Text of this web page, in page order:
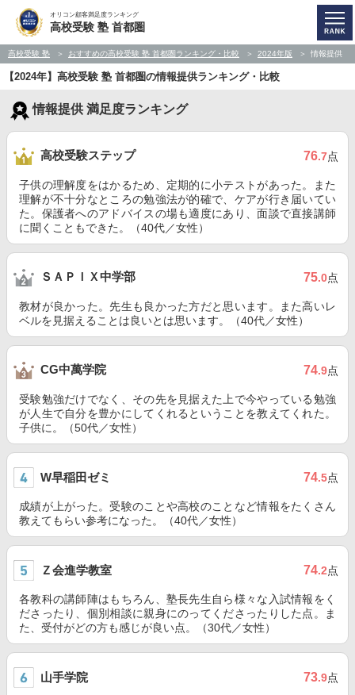
オリコン顧客満足度ランキング
高校受験 塾 首都圏
高校受験 塾 おすすめの高校受験 塾 首都圏ランキング・比較 2024年版 情報提供
【2024年】高校受験 塾 首都圏の情報提供ランキング・比較
情報提供 満足度ランキング
高校受験ステップ 76.7点
子供の理解度をはかるため、定期的に小テストがあった。また
理解が不十分なところの勉強法が的確で、ケアが行き届いてい
た。保護者へのアドバイスの場も適度にあり、面談で直接講師
に聞くこともできた。（40代／女性）
ＳＡＰＩＸ中学部 75.0点
教材が良かった。先生も良かった方だと思います。また高いレ
ベルを見据えることは良いとは思います。（40代／女性）
CG中萬学院 74.9点
受験勉強だけでなく、その先を見据えた上で今やっている勉強
が人生で自分を豊かにしてくれるということを教えてくれた。
子供に。（50代／女性）
W早稲田ゼミ 74.5点
成績が上がった。受験のことや高校のことなど情報をたくさん
教えてもらい参考になった。（40代／女性）
Ｚ会進学教室 74.2点
各教科の講師陣はもちろん、塾長先生自ら様々な入試情報をく
ださったり、個別相談に親身にのってくださったりした点。ま
た、受付がどの方も感じが良い点。（30代／女性）
山手学院 73.9点